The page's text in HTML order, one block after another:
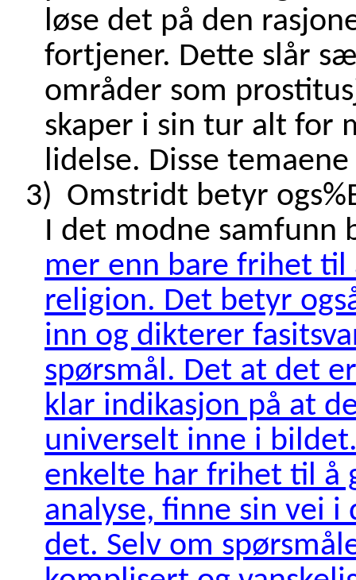
løse det på den
fortjener. Dette slår
områder som
skaper i sin tur alt for
lidelse. Disse
3) Omstridt betyr
I det modne samfunn
mer enn bare frihet til
religion. Det betyr
inn og dikterer
spørsmål. Det at det
klar indikasjon på at
universelt inne i
enkelte har frihet til å
analyse, finne sin vei
det. Selv om